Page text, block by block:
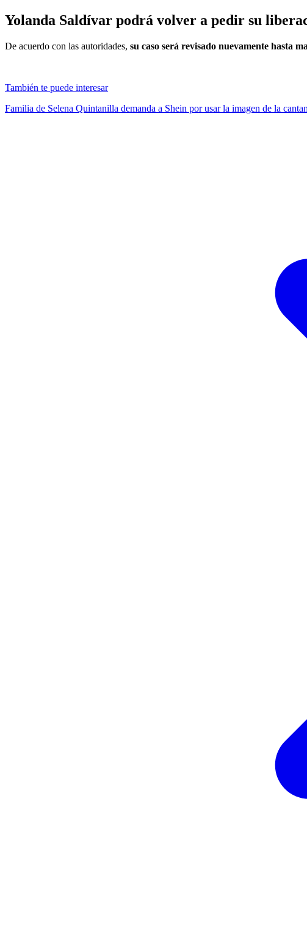
Yolanda Saldívar podrá volver a pedir su
De acuerdo con las autoridades, su caso será revisado nuevamente hasta
También te puede interesar
Familia de Selena Quintanilla demanda a Shein por usar la imagen de la